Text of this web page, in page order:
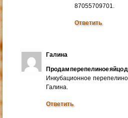
87055709701.
Ответить
Галина
Продам перепелиное яйцо
Инкубационное
Галина.
Ответить